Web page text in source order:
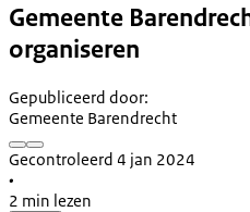
Gemeente
organiseren
Gepubliceerd door:
Gemeente Barendrecht
Gecontroleerd 4 jan 2024
•
2 min lezen